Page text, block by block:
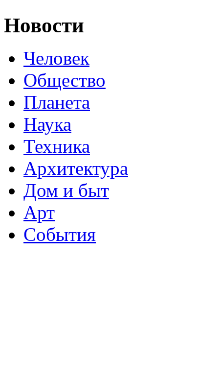
Новости
Человек
Общество
Планета
Наука
Техника
Архитектура
Дом и быт
Арт
События